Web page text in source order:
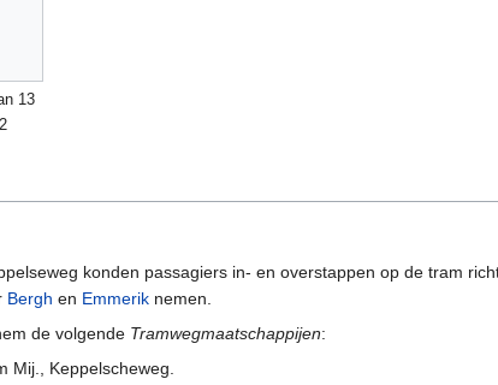
13
konden passagiers in- en overstappen op de tram
Bergh en Emmerik nemen.
de volgende Tramwegmaatschappijen:
Mij., Keppelscheweg.